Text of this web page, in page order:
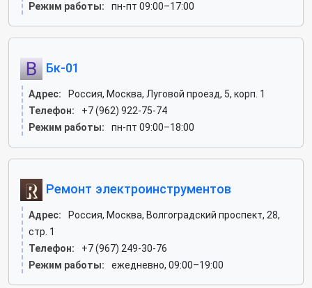
Режим работы:
пн-пт 09:00–17:00
Бк-01
Адрес:
Россия, Москва, Луговой проезд, 5, корп. 1
Телефон:
+7 (962) 922-75-74
Режим работы:
пн-пт 09:00–18:00
Ремонт электроинструментов
Адрес:
Россия, Москва, Волгоградский проспект, 28,
стр. 1
Телефон:
+7 (967) 249-30-76
Режим работы:
ежедневно, 09:00–19:00